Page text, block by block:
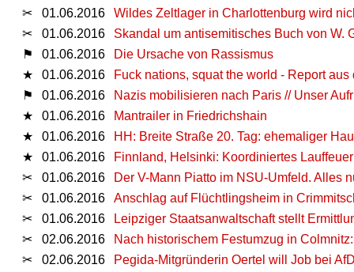
✂
01.06.2016
Wildes Zeltlager in Charlottenburg wird
✂
01.06.2016
Skandal um antisemitisches Buch von W.
⚑
01.06.2016
Die Ursache von Rassismus
★
01.06.2016
Fuck nations, squat the world - Report
⚑
01.06.2016
Nazis mobilisieren nach Paris // Unser
★
01.06.2016
Mantrailer in Friedrichshain
★
01.06.2016
HH: Breite Straße 20. Tag: ehemaliger
★
01.06.2016
Finnland, Helsinki: Koordiniertes
✂
01.06.2016
Der V-Mann Piatto im NSU-Umfeld. Alles
✂
01.06.2016
Anschlag auf Flüchtlingsheim in
✂
01.06.2016
Leipziger Staatsanwaltschaft stellt
✂
02.06.2016
Nach historischem Festumzug in
✂
02.06.2016
Pegida-Mitgründerin Oertel will Job bei